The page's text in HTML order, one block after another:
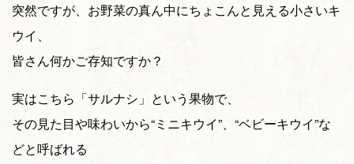
突然ですが、お野菜の真ん中にちょこんと見える小さいキ
ウイ、
皆さん何かご存知ですか？
実はこちら「サルナシ」という果物で、
その見た目や味わいから“ミニキウイ”、“ベビーキウイ”な
どと呼ばれる